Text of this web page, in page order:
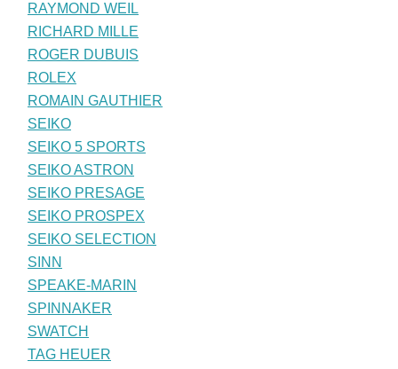
RAYMOND WEIL
RICHARD MILLE
ROGER DUBUIS
ROLEX
ROMAIN GAUTHIER
SEIKO
SEIKO 5 SPORTS
SEIKO ASTRON
SEIKO PRESAGE
SEIKO PROSPEX
SEIKO SELECTION
SINN
SPEAKE-MARIN
SPINNAKER
SWATCH
TAG HEUER